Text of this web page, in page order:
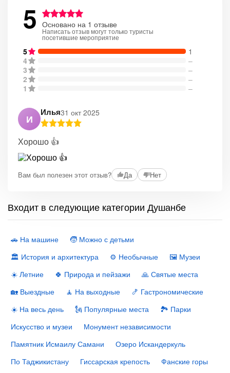
5 Основано на 1 отзыве
Написать отзыв могут только туристы
посетившие мероприятие
5
1
4
–
3
–
2
–
1
–
И
Илья31 окт 2025
Хорошо 👍
Вам был полезен этот отзыв? Да Нет
Входит в следующие категории Душанбе
🚗 На машине
🧒 Можно с детьми
🏛 История и архитектура
⚙️ Необычные
🖼 Музеи
☀️ Летние
🍀 Природа и пейзажи
🙏 Святые места
🏡 Выездные
🧘 На выходные
🍤 Гастрономические
☀️ На весь день
🗽 Популярные места
🏞 Парки
Искусство и музеи
Монумент независимости
Памятник Исмаилу Самани
Озеро Искандеркуль
По Таджикистану
Гиссарская крепость
Фанские горы